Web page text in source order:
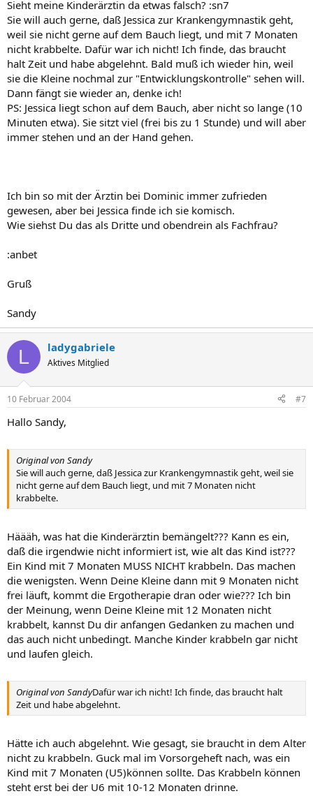
Sieht meine Kinderärztin da etwas falsch? :sn7
Sie will auch gerne, daß Jessica zur Krankengymnastik geht,
weil sie nicht gerne auf dem Bauch liegt, und mit 7 Monaten
nicht krabbelte. Dafür war ich nicht! Ich finde, das braucht
halt Zeit und habe abgelehnt. Bald muß ich wieder hin, weil
sie die Kleine nochmal zur "Entwicklungskontrolle" sehen will.
Dann fängt sie wieder an, denke ich!
PS: Jessica liegt schon auf dem Bauch, aber nicht so lange (10
Minuten etwa). Sie sitzt viel (frei bis zu 1 Stunde) und will aber
immer stehen und an der Hand gehen.
Ich bin so mit der Ärztin bei Dominic immer zufrieden
gewesen, aber bei Jessica finde ich sie komisch.
Wie siehst Du das als Dritte und obendrein als Fachfrau?
:anbet
Gruß
Sandy
L ladygabriele
Aktives Mitglied
10 Februar 2004 #7
Hallo Sandy,
Original von Sandy
Sie will auch gerne, daß Jessica zur Krankengymnastik geht, weil sie
nicht gerne auf dem Bauch liegt, und mit 7 Monaten nicht
krabbelte.
Häääh, was hat die Kinderärztin bemängelt??? Kann es ein,
daß die irgendwie nicht informiert ist, wie alt das Kind ist???
Ein Kind mit 7 Monaten MUSS NICHT krabbeln. Das machen
die wenigsten. Wenn Deine Kleine dann mit 9 Monaten nicht
frei läuft, kommt die Ergotherapie dran oder wie??? Ich bin
der Meinung, wenn Deine Kleine mit 12 Monaten nicht
krabbelt, kannst Du dir anfangen Gedanken zu machen und
das auch nicht unbedingt. Manche Kinder krabbeln gar nicht
und laufen gleich.
Original von SandyDafür war ich nicht! Ich finde, das braucht halt
Zeit und habe abgelehnt.
Hätte ich auch abgelehnt. Wie gesagt, sie braucht in dem Alter
nicht zu krabbeln. Guck mal im Vorsorgeheft nach, was ein
Kind mit 7 Monaten (U5)können sollte. Das Krabbeln können
steht erst bei der U6 mit 10-12 Monaten drinne.